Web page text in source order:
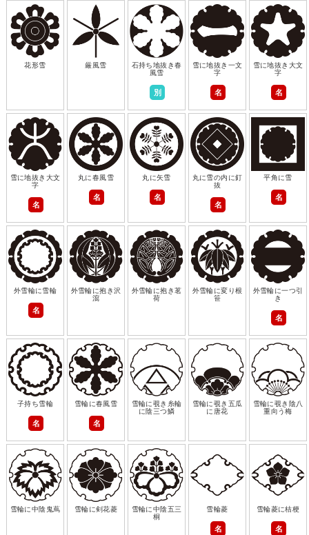
花形雪 厳風雪
石持ち地抜き春
風雪
別
雪に地抜き一文
字
名
雪に地抜き大文
字
名
雪に地抜き大文
字
名
丸に春風雪
名
丸に矢雪
名
丸に雪の内に釘
抜
名
平角に雪
名
外雪輪に雪輪
名
外雪輪に抱き沢
瀉
外雪輪に抱き茗
荷
外雪輪に変り根
笹
外雪輪に一つ引
き
名
子持ち雪輪
名
雪輪に春風雪
名
雪輪に覗き糸輪
に陰三つ鱗
雪輪に覗き五瓜
に唐花
雪輪に覗き陰八
重向う梅
雪輪に中陰鬼蔦 雪輪に剣花菱
雪輪に中陰五三
桐
雪輪菱
名
雪輪菱に桔梗
名